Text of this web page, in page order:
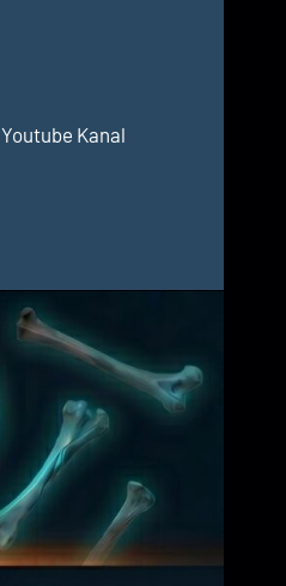
Youtube Kanal